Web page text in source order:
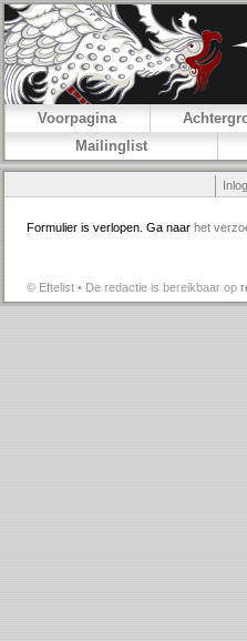
Voorpagina
Mailinglist
Formulier is verlopen. Ga naar het
© Eftelist • De redactie is bereikbaar op